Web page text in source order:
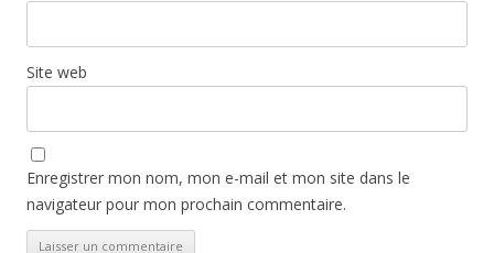
Site web
Enregistrer mon nom, mon e-mail et mon site dans le
navigateur pour mon prochain commentaire.